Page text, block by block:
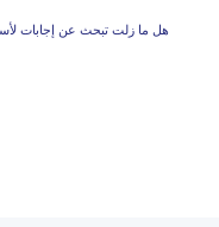
هل ما زلت تبحث عن إجابات